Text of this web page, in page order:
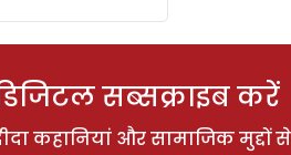
सब्सक्राइब करें
कहानियां और सामाजिक मुद्दों